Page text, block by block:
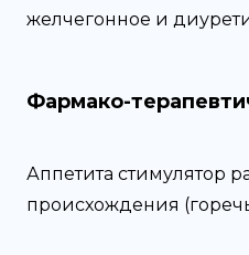
желчегонное и
Фармако-
Аппетита стимулятор
происхождения